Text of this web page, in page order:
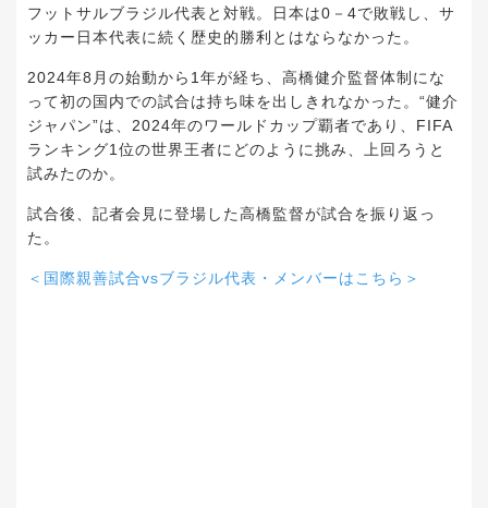
フットサルブラジル代表と対戦。日本は0－4で敗戦し、サ
ッカー日本代表に続く歴史的勝利とはならなかった。
2024年8月の始動から1年が経ち、高橋健介監督体制にな
って初の国内での試合は持ち味を出しきれなかった。“健介
ジャパン”は、2024年のワールドカップ覇者であり、FIFA
ランキング1位の世界王者にどのように挑み、上回ろうと
試みたのか。
試合後、記者会見に登場した高橋監督が試合を振り返っ
た。
＜国際親善試合vsブラジル代表・メンバーはこちら＞